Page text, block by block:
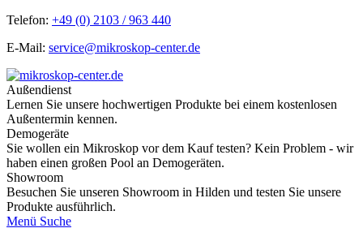
Telefon: +49 (0) 2103 / 963 440
E-Mail: service@mikroskop-center.de
Außendienst
Lernen Sie unsere hochwertigen Produkte bei einem kostenlosen
Außentermin kennen.
Demogeräte
Sie wollen ein Mikroskop vor dem Kauf testen? Kein Problem - wir
haben einen großen Pool an Demogeräten.
Showroom
Besuchen Sie unseren Showroom in Hilden und testen Sie unsere
Produkte ausführlich.
Menü Suche